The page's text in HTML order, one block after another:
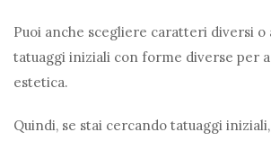
Puoi anche scegliere caratteri diversi o
tatuaggi iniziali con forme diverse per
estetica.
Quindi, se stai cercando tatuaggi